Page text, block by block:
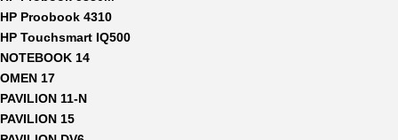
HP Proobook 4310
HP Touchsmart IQ500
NOTEBOOK 14
OMEN 17
PAVILION 11-N
PAVILION 15